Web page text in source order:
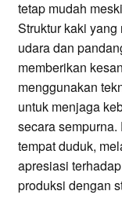
tetap mudah
Struktur kaki
udara dan
memberikan
menggunakan
untuk menjaga
secara
tempat duduk,
apresiasi
produksi dengan